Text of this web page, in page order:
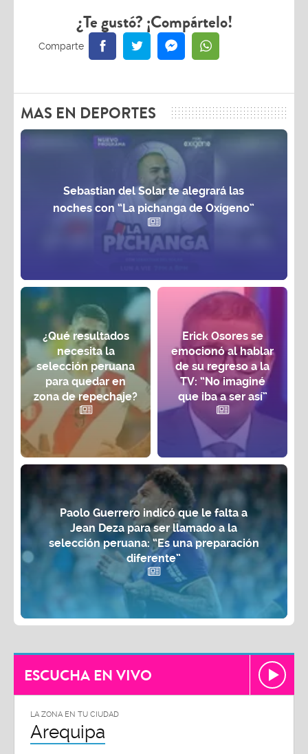
¿Te gustó? ¡Compártelo!
MAS EN DEPORTES
Sebastian del Solar te alegrará las
noches con “La pichanga de Oxígeno”
¿Qué resultados
necesita la
selección peruana
para quedar en
zona de repechaje?
Erick Osores se
emocionó al hablar
de su regreso a la
TV: “No imaginé
que iba a ser así”
Paolo Guerrero indicó que le falta a
Jean Deza para ser llamado a la
selección peruana: “Es una preparación
diferente”
ESCUCHA EN VIVO
LA ZONA EN TU CIUDAD
Arequipa